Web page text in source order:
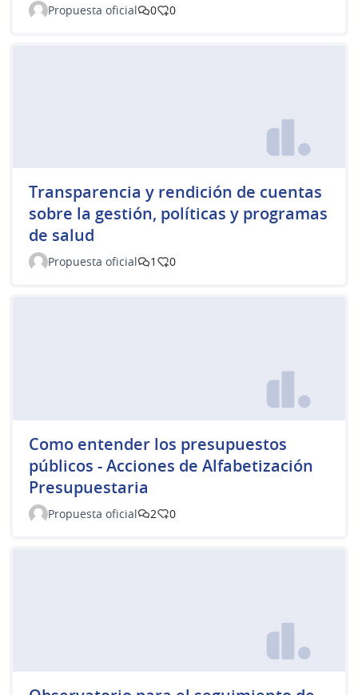
Propuesta oficial 0 0
Transparencia y rendición de cuentas
sobre la gestión, políticas y programas
de salud
Propuesta oficial 1 0
Como entender los presupuestos
públicos - Acciones de Alfabetización
Presupuestaria
Propuesta oficial 2 0